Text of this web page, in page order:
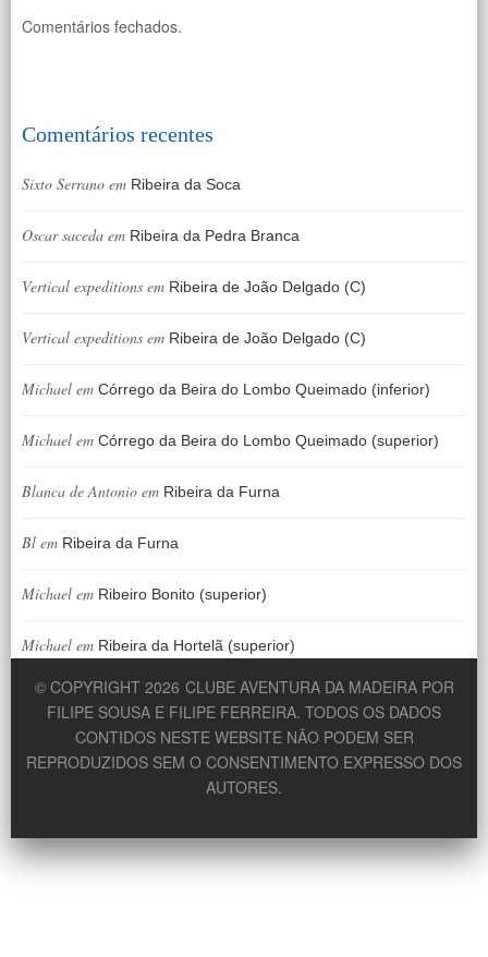
Comentários fechados.
Comentários recentes
Sixto Serrano em Ribeira da Soca
Oscar saceda em Ribeira da Pedra Branca
Vertical expeditions em Ribeira de João Delgado (C)
Vertical expeditions em Ribeira de João Delgado (C)
Michael em Córrego da Beira do Lombo Queimado (inferior)
Michael em Córrego da Beira do Lombo Queimado (superior)
Blanca de Antonio em Ribeira da Furna
Bl em Ribeira da Furna
Michael em Ribeiro Bonito (superior)
Michael em Ribeira da Hortelã (superior)
© COPYRIGHT 2026 CLUBE AVENTURA DA MADEIRA POR
FILIPE SOUSA E FILIPE FERREIRA. TODOS OS DADOS
CONTIDOS NESTE WEBSITE NÃO PODEM SER
REPRODUZIDOS SEM O CONSENTIMENTO EXPRESSO DOS
AUTORES.